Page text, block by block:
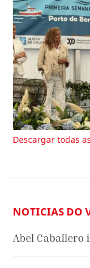
Descargar todas
NOTICIAS DO
Abel Caballero